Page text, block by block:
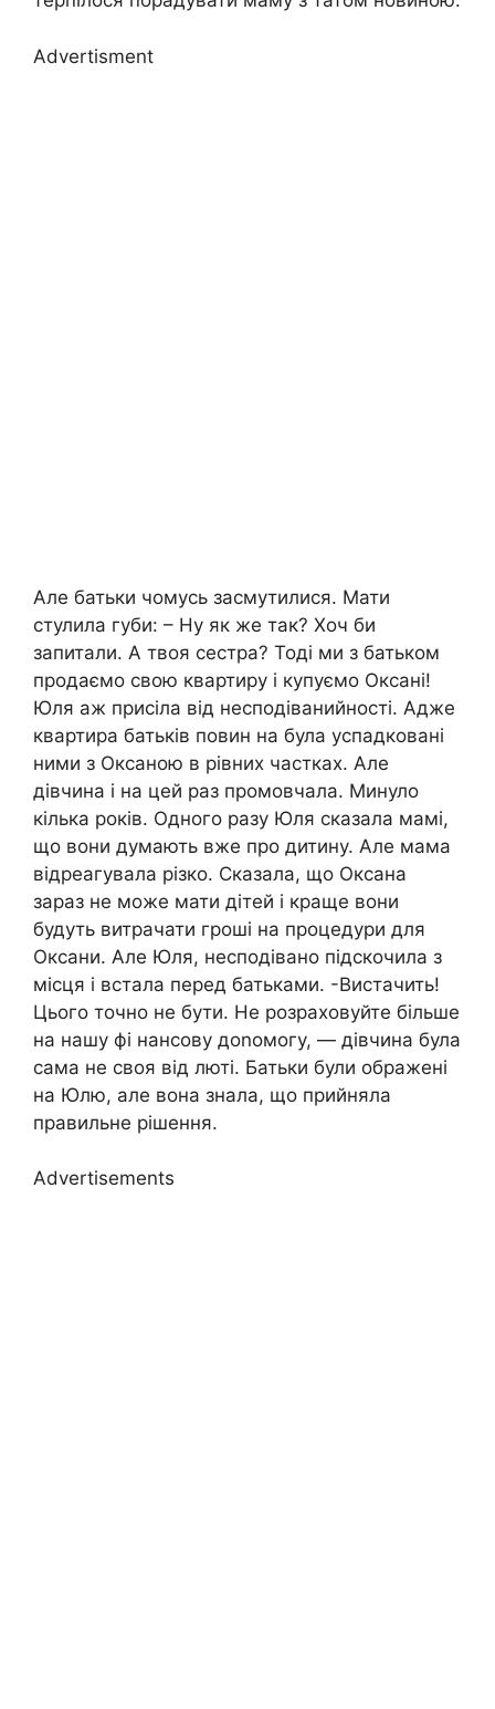
Advertisment
Але батьки чомусь засмутилися. Мати
стулила губи: – Ну як же так? Хоч би
запитали. А твоя сестра? Тоді ми з батьком
продаємо свою квартиру і купуємо Оксані!
Юля аж присіла від несподіванийності. Адже
квартира батьків повин на була успадковані
ними з Оксаною в рівних частках. Але
дівчина і на цей раз промовчала. Минуло
кілька років. Одного разу Юля сказала мамі,
що вони думають вже про дитину. Але мама
відреагувала різко. Сказала, що Оксана
зараз не може мати дітей і краще вони
будуть витрачати гроші на процедури для
Оксани. Але Юля, несподівано підскочила з
місця і встала перед батьками. -Вистачить!
Цього точно не бути. Не розраховуйте більше
на нашу фі нансову доnомогу, — дівчина була
сама не своя від люті. Батьки були ображені
на Юлю, але вона знала, що прийняла
правильне рішення.
Advertisements